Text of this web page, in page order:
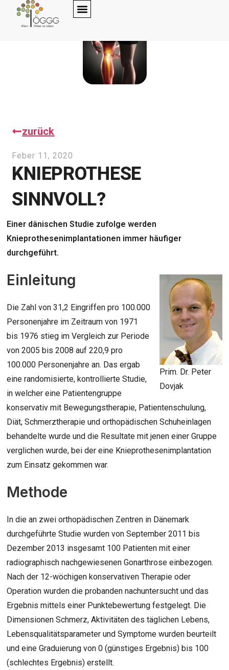
zurück
Feber 11, 2020
KNIEPROTHESE
SINNVOLL?
Einer dänischen Studie zufolge werden
Knieprothesenimplantationen immer häufiger
durchgeführt.
Prim. Dr. Peter
Dovjak
Einleitung
Die Zahl von 31,2 Eingriffen pro 100.000
Personenjahre im Zeitraum von 1971
bis 1976 stieg im Vergleich zur Periode
von 2005 bis 2008 auf 220,9 pro
100.000 Personenjahre an. Das ergab
eine randomisierte, kontrollierte Studie,
in welcher eine Patientengruppe
konservativ mit Bewegungstherapie, Patientenschulung,
Diät, Schmerztherapie und orthopädischen Schuheinlagen
behandelte wurde und die Resultate mit jenen einer Gruppe
verglichen wurde, bei der eine Knieprothesenimplantation
zum Einsatz gekommen war.
Methode
In die an zwei orthopädischen Zentren in Dänemark
durchgeführte Studie wurden von September 2011 bis
Dezember 2013 insgesamt 100 Patienten mit einer
radiographisch nachgewiesenen Gonarthrose einbezogen.
Nach der 12-wöchigen konservativen Therapie oder
Operation wurden die probanden nachuntersucht und das
Ergebnis mittels einer Punktebewertung festgelegt. Die
Dimensionen Schmerz, Aktivitäten des täglichen Lebens,
Lebensqualitätsparameter und Symptome wurden beurteilt
und eine Graduierung von 0 (günstiges Ergebnis) bis 100
(schlechtes Ergebnis) erstellt.